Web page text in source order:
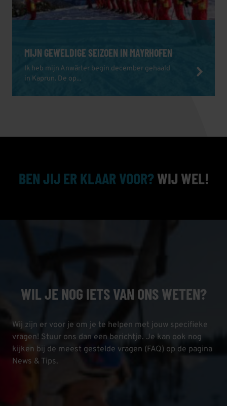
MIJN GEWELDIGE SEIZOEN IN MAYRHOFEN
Ik heb mijn Anwärter begin december gehaald
in Kaprun. De op...
BEN JIJ ER KLAAR VOOR?WIJ WEL!
WIL JE NOG IETS VAN ONS WETEN?
Wij zijn er voor je om je te helpen met jouw specifieke
vragen! Stuur ons dan een berichtje. Je kan ook nog
kijken bij de meest gestelde vragen (FAQ) op de pagina
News & Tips.